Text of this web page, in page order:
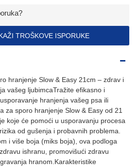
TROŠKOVE ISPORUKE
hranjenje Slow & Easy 21cm – zdrav i
vašeg ljubimcaTražite efikasno i
hranjenja vašeg psa ili
za sporo hranjenje Slow & Easy od 21
koje će pomoći u usporavanju procesa
od gušenja i probavnih problema.
i više boja (miks boja), ova podloga
ishranu, promovišući zdravu
hranom.Karakteristike